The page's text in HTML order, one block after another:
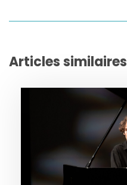
Articles similaires